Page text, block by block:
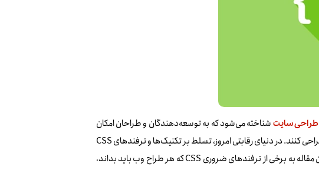
طراحی سایت شناخته می‌شود که به توسعه‌دهندگان و طراحان امکان
می‌دهد ظاهر و حس سایت‌ها را به شکلی منحصر به فرد و کاربرپسند طراحی کنند. در دنیای رقابتی امروز، تسلط بر تکنیک‌ها و ترفندهای CSS
ضروری است تا سایت‌ها سریع‌تر، زیباتر و بهینه‌تر بارگذاری شوند. در این مقاله به برخی از ترفندهای ضروری CSS که هر طراح وب باید بداند،